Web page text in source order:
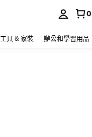
0
工具 & 家裝 辦公和學習用品